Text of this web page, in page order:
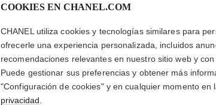
COOKIES EN CHANEL.COM
CHANEL utiliza cookies y tecnologías similares para
ofrecerle una experiencia personalizada, incluidos
recomendaciones relevantes en nuestro sitio web y con
Puede gestionar sus preferencias y obtener más
"Configuración de cookies" y en cualquier momento en
privacidad